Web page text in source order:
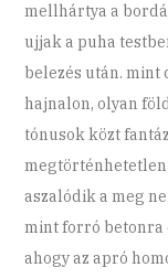
mellhártya a
ujjak a puha
belezés után.
hajnalon, olyan
tónusok közt
aszalódik a meg
mint forró betonra
ahogy az apró